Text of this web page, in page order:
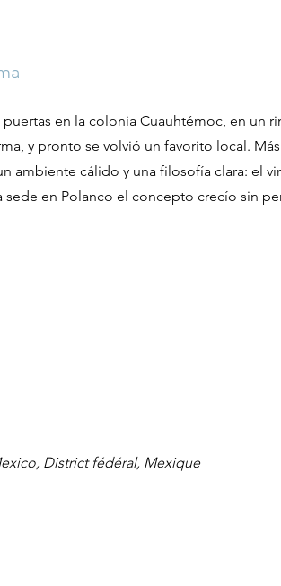
en la colonia Cuauhtémoc, en un
y pronto se volvió un favorito local.
ambiente cálido y una filosofía clara: el
sede en Polanco el concepto crecío sin
District fédéral, Mexique